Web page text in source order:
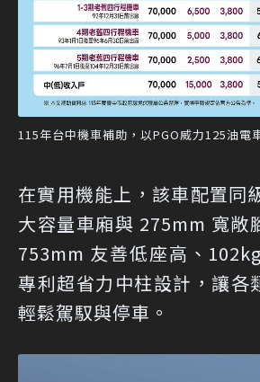
115年台中機車補助，以PGO威力125油電
在實用機能上，該車配置同
大容量車廂與 275mm 寬敞
753mm 友善低座高、
專利超省力中柱設計，讓各
輕鬆駕馭與停車。